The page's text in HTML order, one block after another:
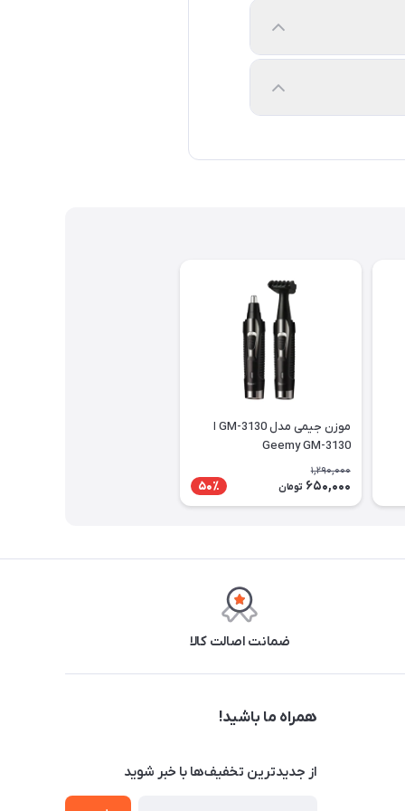
موزن جیمی مدل GM-3130 ا
Geemy GM-3130
1,290,000
650,000 تومان 50٪
ضمانت اصالت کالا
همراه ما باشید!
از جدید‌ترین تخفیف‌ها با‌ خبر شوید